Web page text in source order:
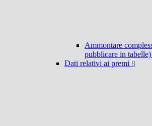
Ammontare
pubblicare in tabelle)
Dati relativi ai premi 8